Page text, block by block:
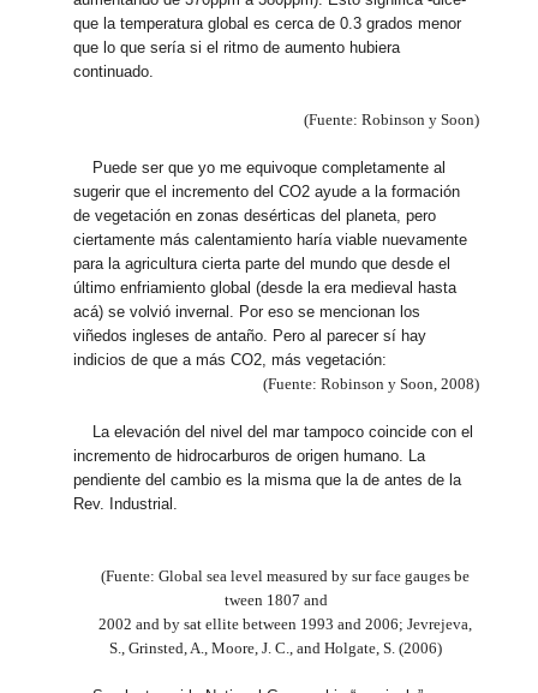
que la temperatura global es cerca de 0.3 grados menor
que lo que sería si el ritmo de aumento hubiera
continuado.
(Fuente: Robinson y Soon)
Puede ser que yo me equivoque completamente al
sugerir que el incremento del CO2 ayude a la formación
de vegetación en zonas desérticas del planeta, pero
ciertamente más calentamiento haría viable nuevamente
para la agricultura cierta parte del mundo que desde el
último enfriamiento global (desde la era medieval hasta
acá) se volvió invernal. Por eso se mencionan los
viñedos ingleses de antaño. Pero al parecer sí hay
indicios de que a más CO2, más vegetación:
(Fuente: Robinson y Soon, 2008)
La elevación del nivel del mar tampoco coincide con el
incremento de hidrocarburos de origen humano. La
pendiente del cambio es la misma que la de antes de la
Rev. Industrial.
(Fuente: Global sea level measured by sur face gauges be
tween 1807 and
2002 and by sat ellite between 1993 and 2006; Jevrejeva,
S., Grinsted, A., Moore, J. C., and Holgate, S. (2006)